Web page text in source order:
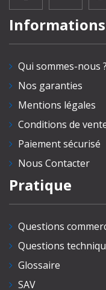
Informations
Qui sommes-nous ?
Nos garanties
Mentions légales
Conditions de
Paiement sécurisé
Nous Contacter
Pratique
Questions
Questions
Glossaire
SAV